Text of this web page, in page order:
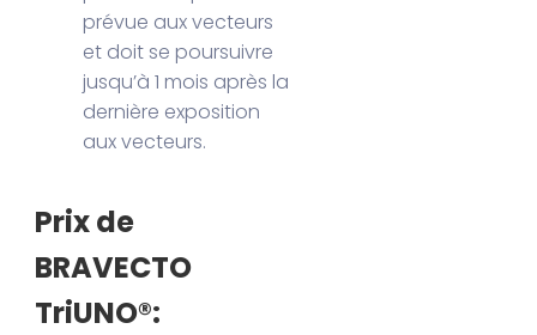
prévue aux vecteurs
et doit se poursuivre
jusqu’à 1 mois après la
dernière exposition
aux vecteurs.
Prix de
BRAVECTO
TriUNO®: